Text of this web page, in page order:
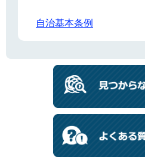
自治基本条例